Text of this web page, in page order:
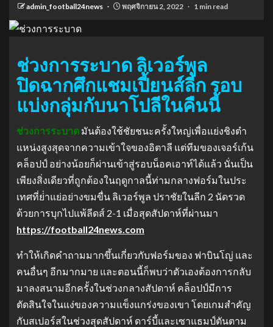
admin_football24news พฤศจิกายน 2, 2022 1 min read
ช่วงการระบาด ลิเวอร์พูล
ปิดฉากศึกแชมเปี้ยนส์ลีก รอบ
แบ่งกลุ่มกับนาโปลีในคืนนี้
ช่วงการระบาด มันต้องใช้ชัยชนะครั้งใหญ่เพื่อแย่งชิงตํา
แหน่งสูงสุดจากความเข้าใจของอิตาลี แต่ทีมของเจอร์เก้น
คล็อปป์ อย่างน้อยก็ผ่านเข้าสู่รอบน็อคเอาท์ได้แล้ว นั่นเป็น
เพียงสิ่งเดียวที่ถูกต้องในฤดูกาลนี้ท่ามกลางฟอร์มในประ
เทศที่ย่ําแย่อย่างขมขื่น ลิเวอร์พูล ปราชัยในลีก 2 นัดรวด
ด้วยการบุกไปแพ้ลีดส์ 2-1 เมื่อสุดสัปดาห์ที่ผ่านมา
https://football24news.com
ทําให้เกิดคําถามมากขึ้นเกี่ยวกับฟอร์มของ ฟาบินโญ่ และ
คนอื่นๆ อีกมากมาย และตอนนี้ก็พบว่าตัวเองต้องการกลับ
มาลงสนามอีกครั้งในช่วงกลางสัปดาห์ คล็อปป์มีการ
ตัดสินใจในแง่ของความแข็งแกร่งของเขา โดยเกมสําคัญ
กับสเปอร์สในช่วงสุดสัปดาห์ ดาร์บี้และเซาแธมป์ตันตาม